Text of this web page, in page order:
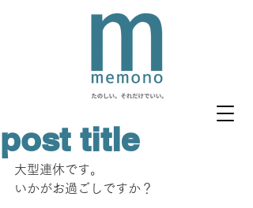
post title
大型連休です。
いかがお過ごしですか？